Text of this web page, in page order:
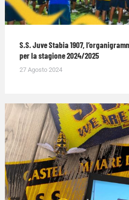
S.S. Juve Stabia 1907,
per la stagione 2024/2025
27 Agosto 2024